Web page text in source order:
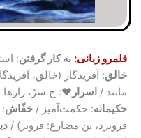
قلمرو زبانی: به کار گرفتن:
خالق: آفریدگار (خالق،
مانند / اسرار♥: ج سرّ، رازها
حکیمانه: حکمت‌آمیز / خفّاش
فروبرد، بن مضارع: فروبر) /